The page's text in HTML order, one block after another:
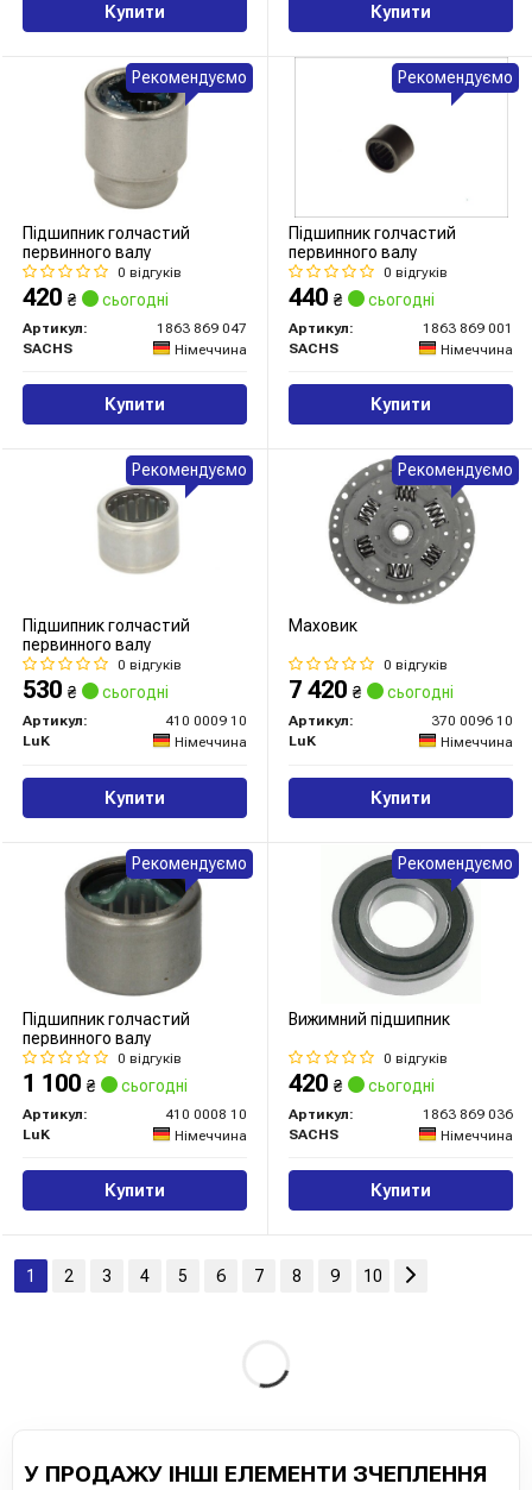
Купити Купити
Підшипник голчастий
первинного валу
0 відгуків
420 ₴ сьогодні
Артикул:
1863 869 047
SACHS
Німеччина
Купити
Рекомендуємо
Підшипник голчастий
первинного валу
0 відгуків
440 ₴ сьогодні
Артикул:
1863 869 001
SACHS
Німеччина
Купити
Рекомендуємо
Підшипник голчастий
первинного валу
0 відгуків
530 ₴ сьогодні
Артикул:
410 0009 10
LuK
Німеччина
Купити
Рекомендуємо
Маховик
0 відгуків
7 420 ₴ сьогодні
Артикул:
370 0096 10
LuK
Німеччина
Купити
Рекомендуємо
Підшипник голчастий
первинного валу
0 відгуків
1 100 ₴ сьогодні
Артикул:
410 0008 10
LuK
Німеччина
Купити
Рекомендуємо
Вижимний підшипник
0 відгуків
420 ₴ сьогодні
Артикул:
1863 869 036
SACHS
Німеччина
Купити
Рекомендуємо
1 2 3 4 5 6 7 8 9 10
У ПРОДАЖУ ІНШІ ЕЛЕМЕНТИ ЗЧЕПЛЕННЯ